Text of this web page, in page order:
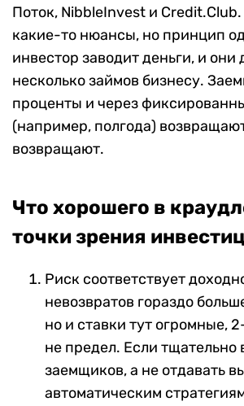
Поток, NibbleInvest и Credit.Club.
какие-то нюансы, но принцип
инвестор заводит деньги, и они
несколько займов бизнесу.
проценты и через
(например, полгода)
возвращают.
Что хорошего в
точки зрения
Риск соответствует
невозвратов гораздо
но и ставки тут огромные,
не предел. Если тщательно
заемщиков, а не отдавать
автоматическим